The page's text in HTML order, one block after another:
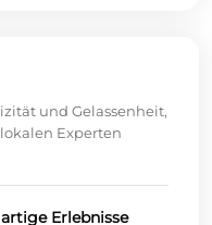
und Gelassenheit,
Experten
Erlebnisse